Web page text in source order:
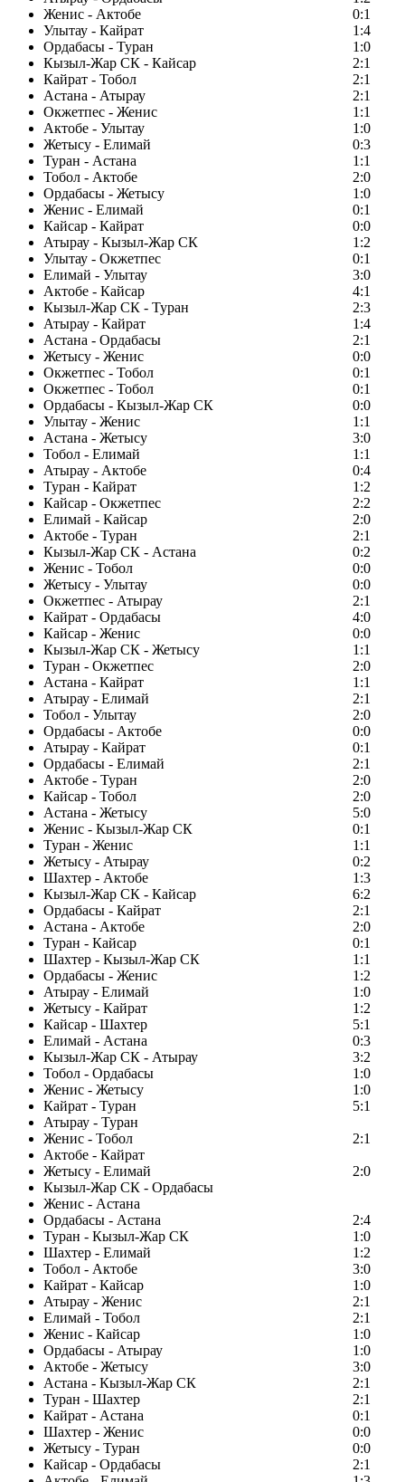
Женис - Актобе
0:1
Улытау - Кайрат
1:4
Ордабасы - Туран
1:0
Кызыл-Жар СК - Кайсар
2:1
Кайрат - Тобол
2:1
Астана - Атырау
2:1
Окжетпес - Женис
1:1
Актобе - Улытау
1:0
Жетысу - Елимай
0:3
Туран - Астана
1:1
Тобол - Актобе
2:0
Ордабасы - Жетысу
1:0
Женис - Елимай
0:1
Кайсар - Кайрат
0:0
Атырау - Кызыл-Жар СК
1:2
Улытау - Окжетпес
0:1
Елимай - Улытау
3:0
Актобе - Кайсар
4:1
Кызыл-Жар СК - Туран
2:3
Атырау - Кайрат
1:4
Астана - Ордабасы
2:1
Жетысу - Женис
0:0
Окжетпес - Тобол
0:1
Окжетпес - Тобол
0:1
Ордабасы - Кызыл-Жар СК
0:0
Улытау - Женис
1:1
Астана - Жетысу
3:0
Тобол - Елимай
1:1
Атырау - Актобе
0:4
Туран - Кайрат
1:2
Кайсар - Окжетпес
2:2
Елимай - Кайсар
2:0
Актобе - Туран
2:1
Кызыл-Жар СК - Астана
0:2
Женис - Тобол
0:0
Жетысу - Улытау
0:0
Окжетпес - Атырау
2:1
Кайрат - Ордабасы
4:0
Кайсар - Женис
0:0
Кызыл-Жар СК - Жетысу
1:1
Туран - Окжетпес
2:0
Астана - Кайрат
1:1
Атырау - Елимай
2:1
Тобол - Улытау
2:0
Ордабасы - Актобе
0:0
Атырау - Кайрат
0:1
Ордабасы - Елимай
2:1
Актобе - Туран
2:0
Кайсар - Тобол
2:0
Астана - Жетысу
5:0
Женис - Кызыл-Жар СК
0:1
Туран - Женис
1:1
Жетысу - Атырау
0:2
Шахтер - Актобе
1:3
Кызыл-Жар СК - Кайсар
6:2
Ордабасы - Кайрат
2:1
Астана - Актобе
2:0
Туран - Кайсар
0:1
Шахтер - Кызыл-Жар СК
1:1
Ордабасы - Женис
1:2
Атырау - Елимай
1:0
Жетысу - Кайрат
1:2
Кайсар - Шахтер
5:1
Елимай - Астана
0:3
Кызыл-Жар СК - Атырау
3:2
Тобол - Ордабасы
1:0
Женис - Жетысу
1:0
Кайрат - Туран
5:1
Атырау - Туран
Женис - Тобол
2:1
Актобе - Кайрат
Жетысу - Елимай
2:0
Кызыл-Жар СК - Ордабасы
Женис - Астана
Ордабасы - Астана
2:4
Туран - Кызыл-Жар СК
1:0
Шахтер - Елимай
1:2
Тобол - Актобе
3:0
Кайрат - Кайсар
1:0
Атырау - Женис
2:1
Елимай - Тобол
2:1
Женис - Кайсар
1:0
Ордабасы - Атырау
1:0
Актобе - Жетысу
3:0
Астана - Кызыл-Жар СК
2:1
Туран - Шахтер
2:1
Кайрат - Астана
0:1
Шахтер - Женис
0:0
Жетысу - Туран
0:0
Кайсар - Ордабасы
2:1